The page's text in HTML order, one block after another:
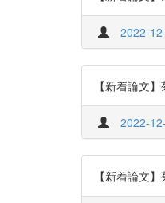
2022-
【新着論文
2022-
【新着論文